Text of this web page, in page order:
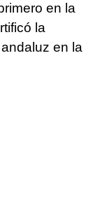
en la
la
en la